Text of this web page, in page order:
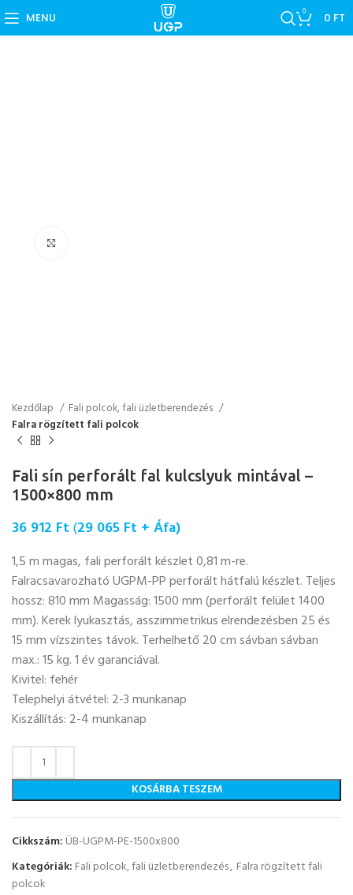
MENU 0 0 FT
Kezdőlap
Fali polcok, fali üzletberendezés
Falra rögzített fali polcok
Fali sín perforált fal kulcslyuk mintával –
1500×800 mm
36 912 Ft (29 065 Ft + Áfa)
1,5 m magas, fali perforált készlet 0,81 m-re.
Falracsavarozható UGPM-PP perforált hátfalú készlet. Teljes
hossz: 810 mm Magasság: 1500 mm (perforált felület 1400
mm). Kerek lyukasztás, asszimmetrikus elrendezésben 25 és
15 mm vízszintes távok. Terhelhető 20 cm sávban sávban
max.: 15 kg. 1 év garanciával.
Kivitel: fehér
Telephelyi átvétel: 2-3 munkanap
Kiszállítás: 2-4 munkanap
KOSÁRBA TESZEM
Cikkszám: ÜB-UGPM-PE-1500x800
Kategóriák: Fali polcok, fali üzletberendezés, Falra rögzített fali
polcok